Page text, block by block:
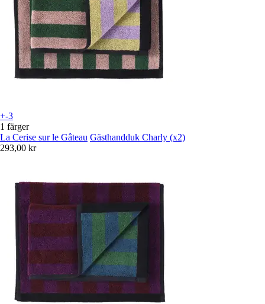
+-3
1 färger
La Cerise sur le Gâteau Gästhandduk Charly (x2)
293,00 kr